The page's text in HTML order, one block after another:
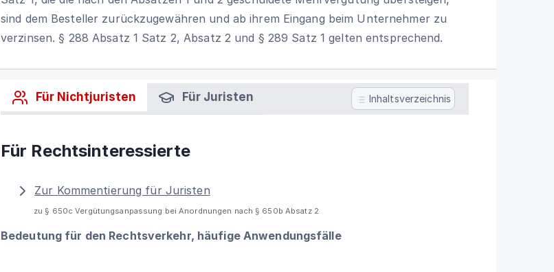
sind dem Besteller zurückzugewähren und ab ihrem Eingang beim Unternehmer zu
verzinsen. § 288 Absatz 1 Satz 2, Absatz 2 und § 289 Satz 1 gelten entsprechend.
Für Nichtjuristen Für Juristen Inhaltsverzeichnis
Für Rechtsinteressierte
Zur Kommentierung für Juristen
zu § 650c Vergütungsanpassung bei Anordnungen nach § 650b Absatz 2
Bedeutung für den Rechtsverkehr, häufige Anwendungsfälle